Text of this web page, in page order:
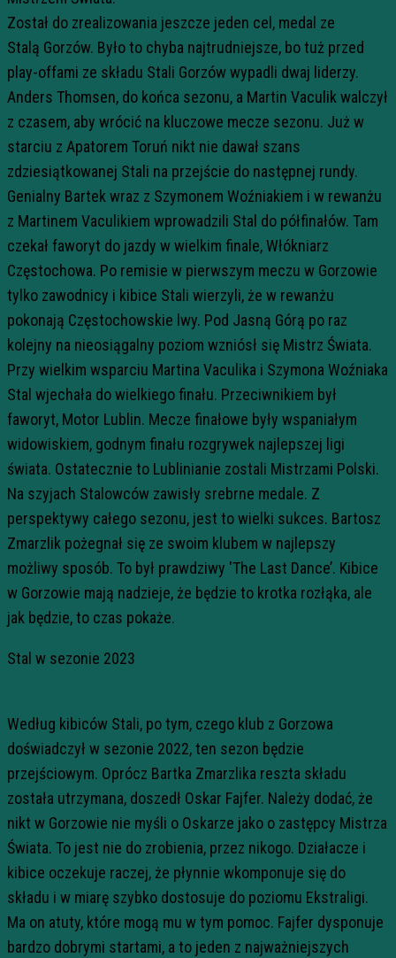
Został do zrealizowania jeszcze jeden cel, medal ze
Stalą Gorzów. Było to chyba najtrudniejsze, bo tuż przed
play-offami ze składu Stali Gorzów wypadli dwaj liderzy.
Anders Thomsen, do końca sezonu, a Martin Vaculik walczył
z czasem, aby wrócić na kluczowe mecze sezonu. Już w
starciu z Apatorem Toruń nikt nie dawał szans
zdziesiątkowanej Stali na przejście do następnej rundy.
Genialny Bartek wraz z Szymonem Woźniakiem i w rewanżu
z Martinem Vaculikiem wprowadzili Stal do półfinałów. Tam
czekał faworyt do jazdy w wielkim finale, Włókniarz
Częstochowa. Po remisie w pierwszym meczu w Gorzowie
tylko zawodnicy i kibice Stali wierzyli, że w rewanżu
pokonają Częstochowskie lwy. Pod Jasną Górą po raz
kolejny na nieosiągalny poziom wzniósł się Mistrz Świata.
Przy wielkim wsparciu Martina Vaculika i Szymona Woźniaka
Stal wjechała do wielkiego finału. Przeciwnikiem był
faworyt, Motor Lublin. Mecze finałowe były wspaniałym
widowiskiem, godnym finału rozgrywek najlepszej ligi
świata. Ostatecznie to Lublinianie zostali Mistrzami Polski.
Na szyjach Stalowców zawisły srebrne medale. Z
perspektywy całego sezonu, jest to wielki sukces. Bartosz
Zmarzlik pożegnał się ze swoim klubem w najlepszy
możliwy sposób. To był prawdziwy 'The Last Dance’. Kibice
w Gorzowie mają nadzieje, że będzie to krotka rozłąka, ale
jak będzie, to czas pokaże.
Stal w sezonie 2023
Według kibiców Stali, po tym, czego klub z Gorzowa
doświadczył w sezonie 2022, ten sezon będzie
przejściowym. Oprócz Bartka Zmarzlika reszta składu
została utrzymana, doszedł Oskar Fajfer. Należy dodać, że
nikt w Gorzowie nie myśli o Oskarze jako o zastępcy Mistrza
Świata. To jest nie do zrobienia, przez nikogo. Działacze i
kibice oczekuje raczej, że płynnie wkomponuje się do
składu i w miarę szybko dostosuje do poziomu Ekstraligi.
Ma on atuty, które mogą mu w tym pomoc. Fajfer dysponuje
bardzo dobrymi startami, a to jeden z najważniejszych